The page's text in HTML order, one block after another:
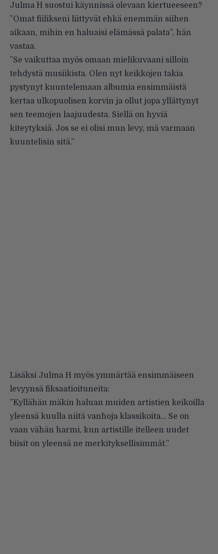
Julma H suostui käynnissä olevaan kiertueeseen?
”Omat fiilikseni liittyvät ehkä enemmän siihen
aikaan, mihin en haluaisi elämässä palata”, hän
vastaa.
”Se vaikuttaa myös omaan mielikuvaani silloin
tehdystä musiikista. Olen nyt keikkojen takia
pystynyt kuuntelemaan albumia ensimmäistä
kertaa ulkopuolisen korvin ja ollut jopa yllättynyt
sen teemojen laajuudesta. Siellä on hyviä
kiteytyksiä. Jos se ei olisi mun levy, mä varmaan
kuuntelisin sitä.”
Lisäksi Julma H myös ymmärtää ensimmäiseen
levyynsä fiksaatioituneita:
”Kyllähän mäkin haluan muiden artistien keikoilla
yleensä kuulla niitä vanhoja klassikoita… Se on
vaan vähän harmi, kun artistille itelleen uudet
biisit on yleensä ne merkityksellisimmät.”